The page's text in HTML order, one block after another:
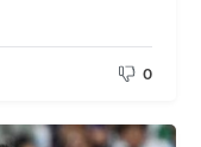
0